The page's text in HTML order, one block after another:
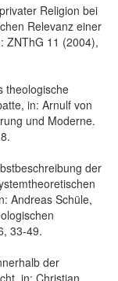
Religion bei
Relevanz einer
ZNThG 11 (2004),
theologische
in: Arnulf von
und Moderne.
der
Andreas Schüle,
33-49.
der
in: Christian